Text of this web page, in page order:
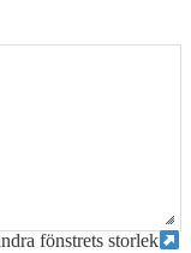
fönstrets storlek